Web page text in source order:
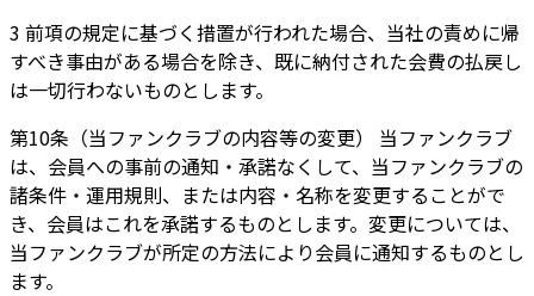
3 前項の規定に基づく措置が行われた場合、当社の責めに帰
すべき事由がある場合を除き、既に納付された会費の払戻し
は一切行わないものとします。
第10条（当ファンクラブの内容等の変更） 当ファンクラブ
は、会員への事前の通知・承諾なくして、当ファンクラブの
諸条件・運用規則、または内容・名称を変更することがで
き、会員はこれを承諾するものとします。変更については、
当ファンクラブが所定の方法により会員に通知するものとし
ます。